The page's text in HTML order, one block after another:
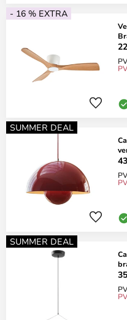
- 16 % EXTRA
SUMMER DEAL
SUMMER DEAL